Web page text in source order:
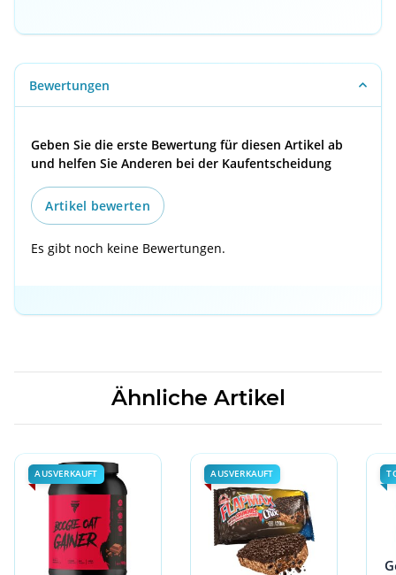
Bewertungen
Geben Sie die erste Bewertung für diesen Artikel ab
und helfen Sie Anderen bei der Kaufentscheidung
Artikel bewerten
Es gibt noch keine Bewertungen.
Ähnliche Artikel
AUSVERKAUFT AUSVERKAUFT